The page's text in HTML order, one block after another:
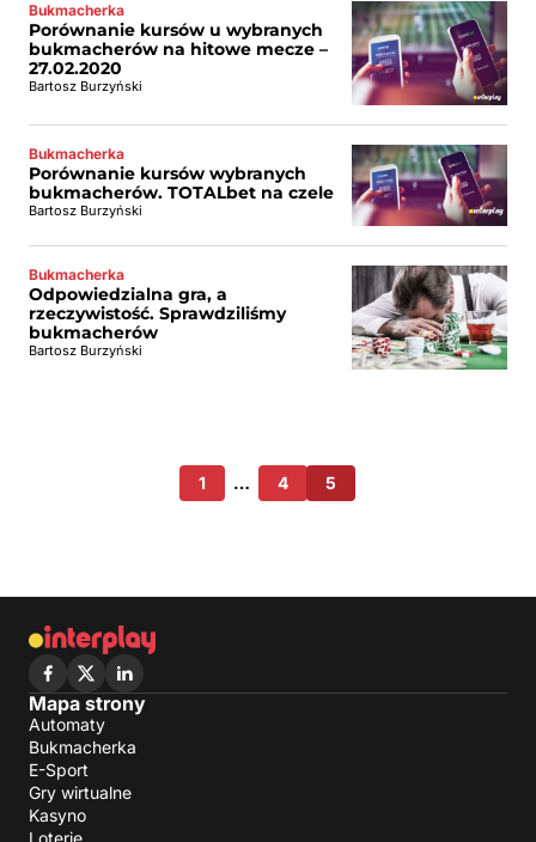
Bukmacherka
Porównanie kursów u wybranych
bukmacherów na hitowe mecze –
27.02.2020
Bartosz Burzyński
Bukmacherka
Porównanie kursów wybranych
bukmacherów. TOTALbet na czele
Bartosz Burzyński
Bukmacherka
Odpowiedzialna gra, a
rzeczywistość. Sprawdziliśmy
bukmacherów
Bartosz Burzyński
1 … 4 5
Mapa strony
Automaty
Bukmacherka
E-Sport
Gry wirtualne
Kasyno
Loterie